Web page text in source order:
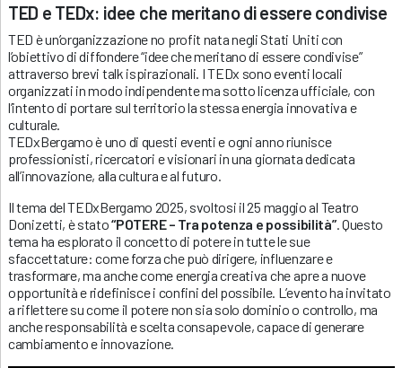
TED e TEDx: idee che meritano di essere condivise
TED è un’organizzazione no profit nata negli Stati Uniti con
l’obiettivo di diffondere “idee che meritano di essere condivise”
attraverso brevi talk ispirazionali. I TEDx sono eventi locali
organizzati in modo indipendente ma sotto licenza ufficiale, con
l’intento di portare sul territorio la stessa energia innovativa e
culturale.
TEDxBergamo è uno di questi eventi e ogni anno riunisce
professionisti, ricercatori e visionari in una giornata dedicata
all’innovazione, alla cultura e al futuro.
Il tema del TEDxBergamo 2025, svoltosi il 25 maggio al Teatro
Donizetti, è stato“POTERE – Tra potenza e possibilità”. Questo
tema ha esplorato il concetto di potere in tutte le sue
sfaccettature: come forza che può dirigere, influenzare e
trasformare, ma anche come energia creativa che apre a nuove
opportunità e ridefinisce i confini del possibile. L’evento ha invitato
a riflettere su come il potere non sia solo dominio o controllo, ma
anche responsabilità e scelta consapevole, capace di generare
cambiamento e innovazione.